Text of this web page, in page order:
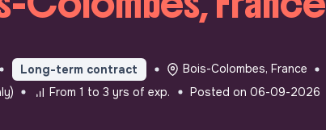
Long-term contract Bois-Colombes, France
From 1 to 3 yrs of exp. Posted on 06-09-2026